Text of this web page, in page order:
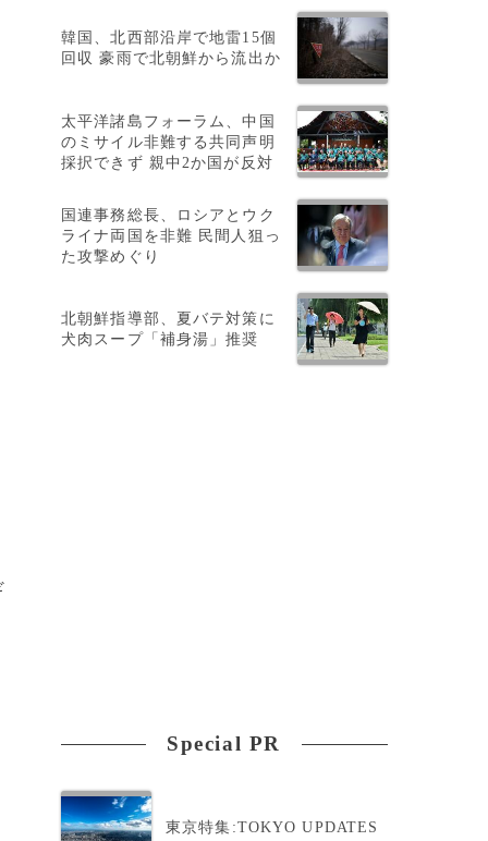
韓国、北西部沿岸で地雷15個
回収 豪雨で北朝鮮から流出か
太平洋諸島フォーラム、中国
のミサイル非難する共同声明
採択できず 親中2か国が反対
国連事務総長、ロシアとウク
ライナ両国を非難 民間人狙っ
た攻撃めぐり
北朝鮮指導部、夏バテ対策に
犬肉スープ「補身湯」推奨
Special PR
東京特集:TOKYO UPDATES